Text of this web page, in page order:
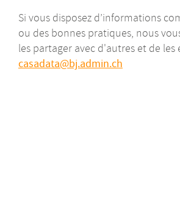
Si vous disposez d’informations
ou des bonnes pratiques, nous
les partager avec d'autres et de les
casadata
bj.admin ch